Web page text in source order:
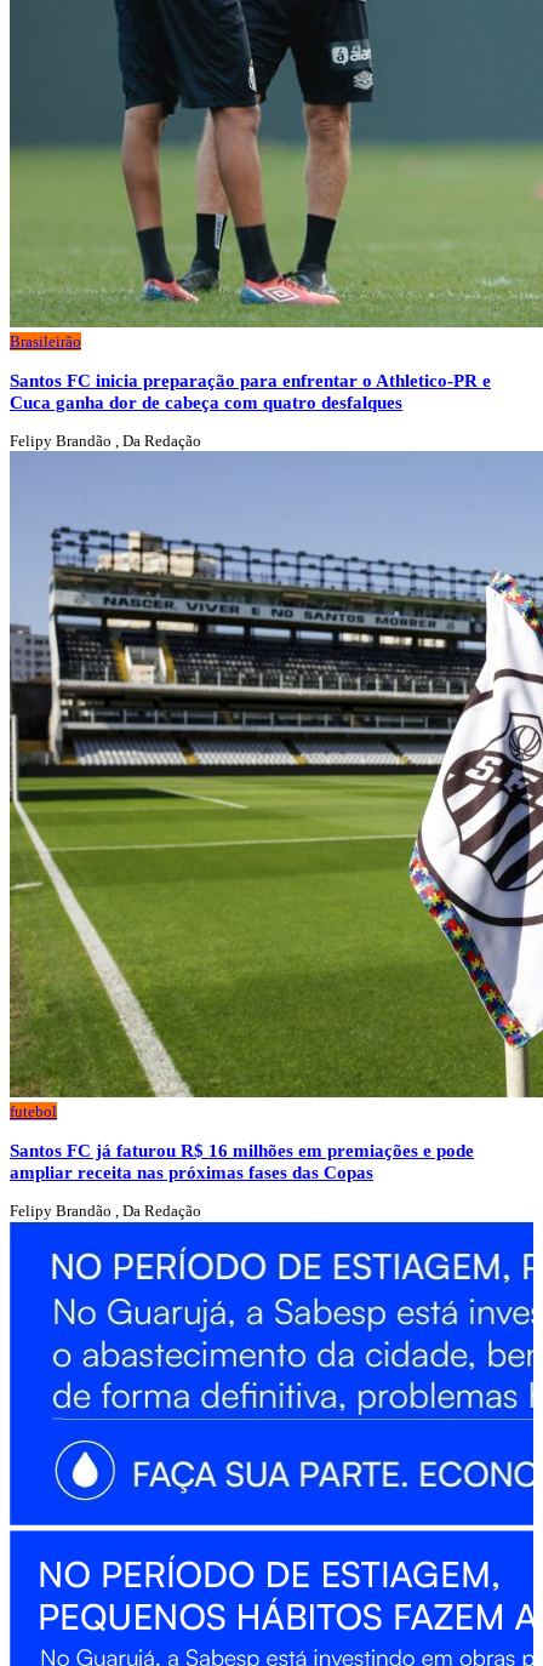
Brasileirão
Santos FC inicia preparação para enfrentar o Athletico-PR e
Cuca ganha dor de cabeça com quatro desfalques
Felipy Brandão , Da Redação
futebol
Santos FC já faturou R$ 16 milhões em premiações e pode
ampliar receita nas próximas fases das Copas
Felipy Brandão , Da Redação